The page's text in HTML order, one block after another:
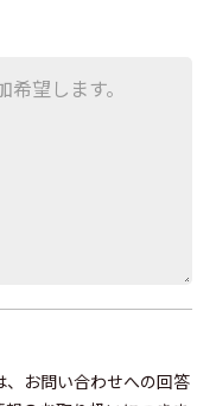
お問い合わせへの回答